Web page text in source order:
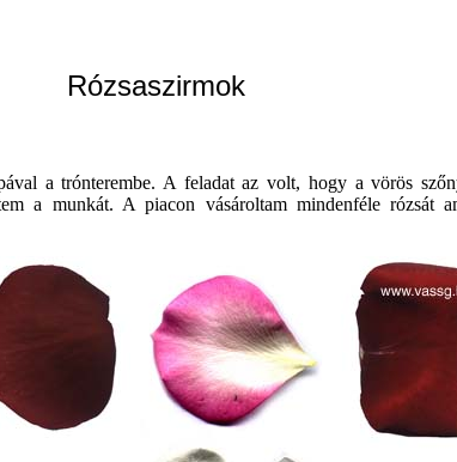
Rózsaszirmok
a trónterembe. A feladat az volt, hogy a vörös
a munkát. A piacon vásároltam mindenféle rózsát